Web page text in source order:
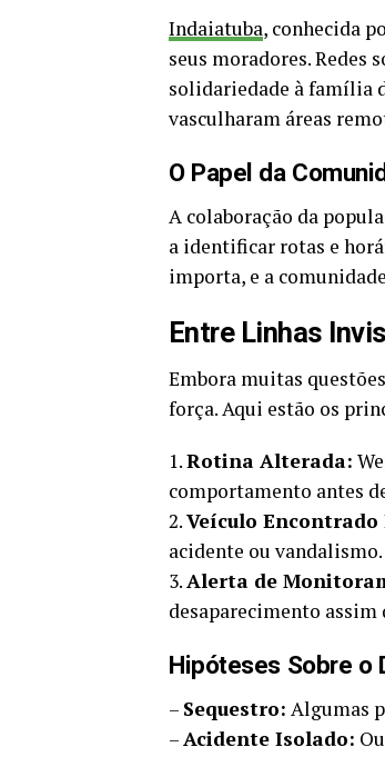
Indaiatuba, conhecida
seus moradores. Redes
solidariedade à família
vasculharam áreas
O Papel da
A colaboração da
a identificar rotas e
importa, e a
Entre Linhas
Embora muitas
força. Aqui estão os
1.Rotina Alterada:
comportamento antes
2.Veículo
acidente ou vandalismo.
3.Alerta de
desaparecimento
Hipóteses Sobre o
– Sequestro: Algumas
–Acidente Isolado: